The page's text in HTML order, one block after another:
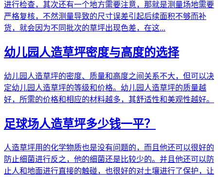
进行检查，其次还有一个地方需要注意，那就是测量场地需要
严格复核，不然测量导致的尺寸误差引起后续面积不够而补
货，就会因为不同批次的草坪出现色差，在这...
幼儿园人造草坪密度与高度的选择
幼儿园人造草坪的密度、质量和高度之间关系不大，但可以决
定幼儿园人造草坪的等级和价格。幼儿园人造草坪的质量越
好，所需的价格和相应的材料越多，其舒适性和美观性越好。
足球场人造草坪多少钱一平？
人造草坪用的化学物质也是没有问题的，而且他还可以很好的
防止细菌进行反之，他的细菌还是比较少的。并且他还可以防
止人和地面进行直接的触碰，也很好的对土壤进行了保护，让